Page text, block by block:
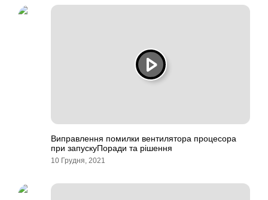
Виправлення помилки вентилятора процесора
при запускуПоради та рішення
10 Грудня, 2021